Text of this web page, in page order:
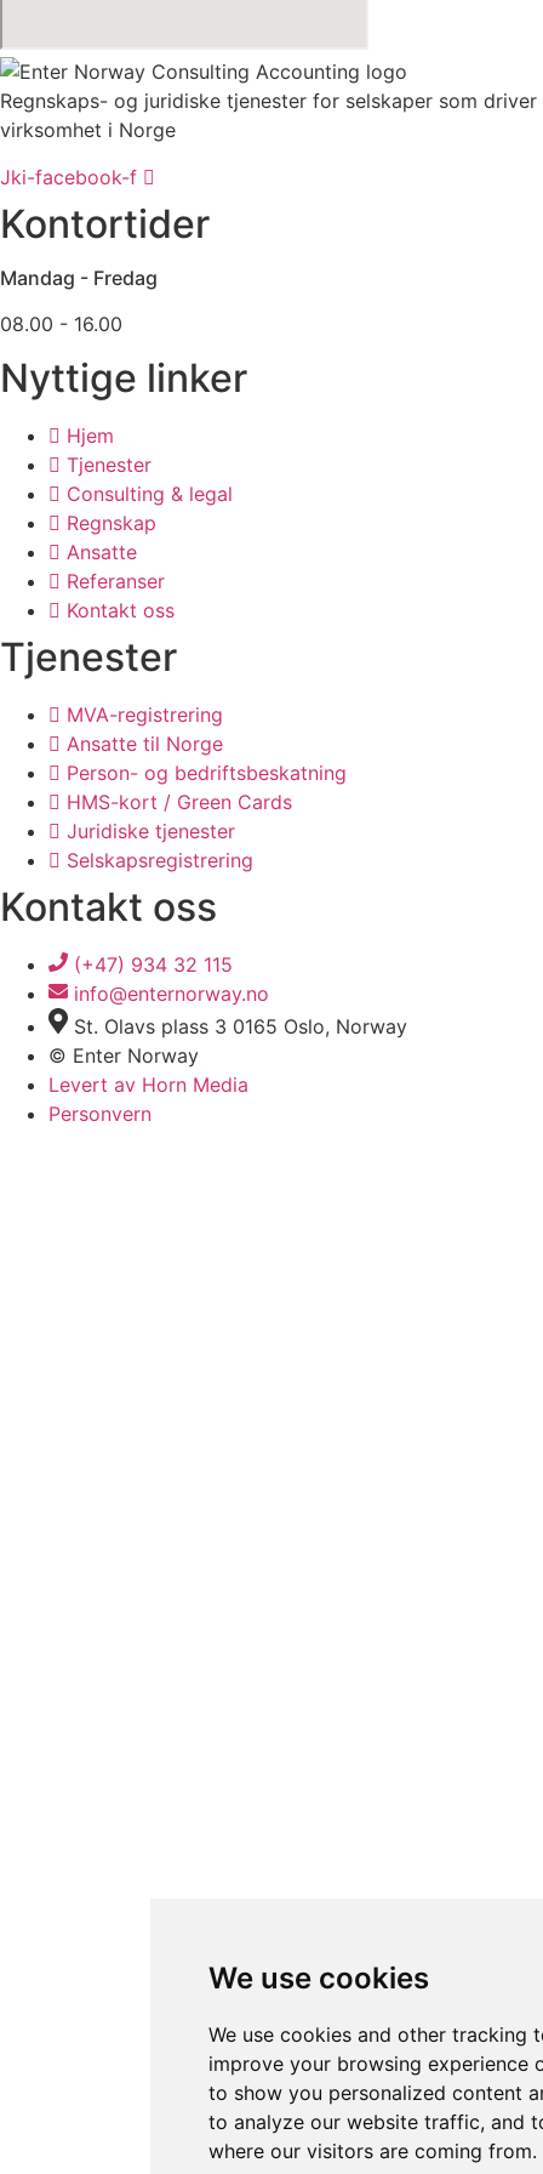
We use cookies
We use cookies and other tracking
improve your browsing experience
to show you personalized content
to analyze our website traffic, and
where our visitors are coming from.
Regnskaps- og juridiske tjenester for selskaper som driver
virksomhet i Norge
Jki-facebook-f
Kontortider
Mandag - Fredag
08.00 - 16.00
Nyttige linker
Hjem
Tjenester
Consulting & legal
Regnskap
Ansatte
Referanser
Kontakt oss
Tjenester
MVA-registrering
Ansatte til Norge
Person- og bedriftsbeskatning
HMS-kort / Green Cards
Juridiske tjenester
Selskapsregistrering
Kontakt oss
(+47) 934 32 115
info@enternorway.no
St. Olavs plass 3 0165 Oslo, Norway
© Enter Norway
Levert av Horn Media
Personvern